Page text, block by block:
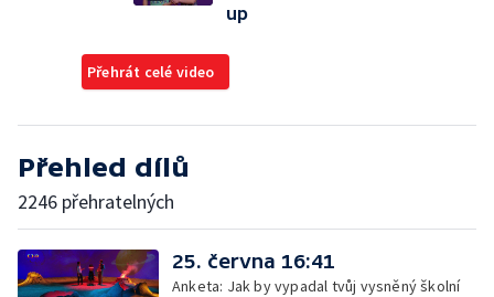
up
Přehrát celé video
Přehled dílů
2246 přehratelných
25. června 16:41
Anketa: Jak by vypadal tvůj vysněný školní